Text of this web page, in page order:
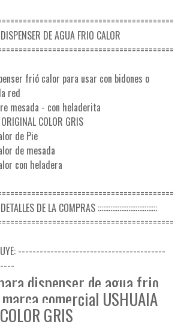
DE AGUA FRIO CALOR
frió calor para usar con bidones o
red
mesada - con heladerita
COLOR GRIS
de Pie
de mesada
con heladera
DE LA COMPRAS :::::::::::::::::::::::::::::::::
-----------------------------------------
dispenser de agua frio
comercial USHUAIA
GRIS